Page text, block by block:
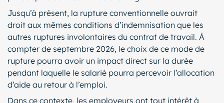
Jusqu’à présent, la rupture conventionnelle ouvrait
droit aux mêmes conditions d’indemnisation que les
autres ruptures involontaires du contrat de travail. À
compter de septembre 2026, le choix de ce mode de
rupture pourra avoir un impact direct sur la durée
pendant laquelle le salarié pourra percevoir l’allocation
d’aide au retour à l’emploi.
Dans ce contexte, les employeurs ont tout intérêt à